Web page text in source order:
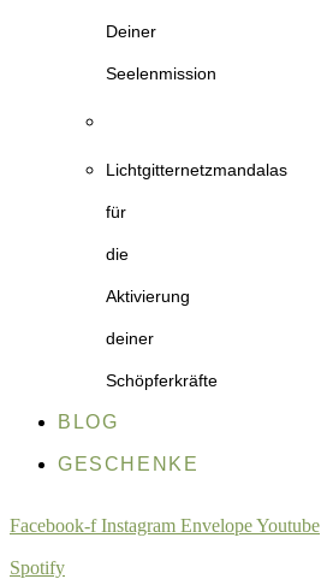
Deiner
Seelenmission
Lichtgitternetzmandalas
für
die
Aktivierung
deiner
Schöpferkräfte
BLOG
GESCHENKE
Facebook-f Instagram EnvelopeYoutube
Spotify